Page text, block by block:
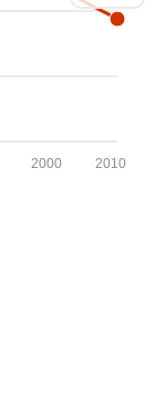
2010
2000